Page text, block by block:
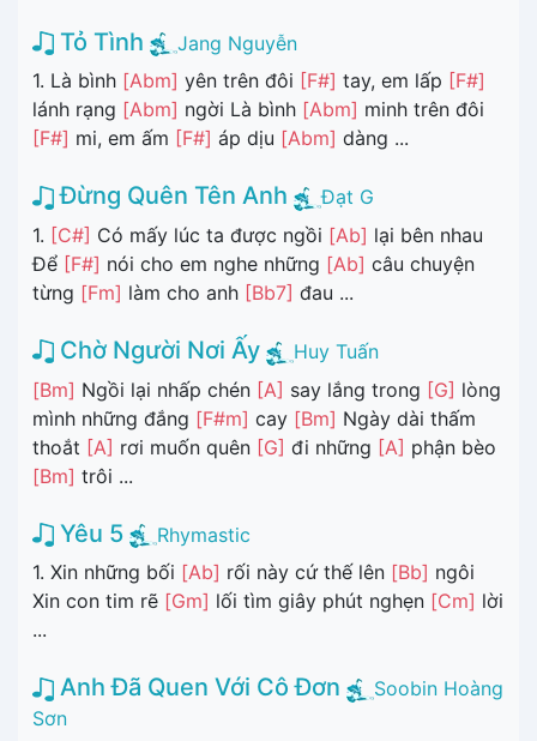
Tỏ Tình
Jang Nguyễn
1. Là bình [Abm] yên trên đôi [F#] tay, em lấp [F#]
lánh rạng [Abm] ngời Là bình [Abm] minh trên đôi
[F#] mi, em ấm [F#] áp dịu [Abm] dàng ...
Đừng Quên Tên Anh
Đạt G
1. [C#] Có mấy lúc ta được ngồi [Ab] lại bên nhau
Để [F#] nói cho em nghe những [Ab] câu chuyện
từng [Fm] làm cho anh [Bb7] đau ...
Chờ Người Nơi Ấy
Huy Tuấn
[Bm] Ngồi lại nhấp chén [A] say lắng trong [G] lòng
mình những đắng [F#m] cay [Bm] Ngày dài thấm
thoắt [A] rơi muốn quên [G] đi những [A] phận bèo
[Bm] trôi ...
Yêu 5
Rhymastic
1. Xin những bối [Ab] rối này cứ thế lên [Bb] ngôi
Xin con tim rẽ [Gm] lối tìm giây phút nghẹn [Cm] lời
...
Anh Đã Quen Với Cô Đơn
Soobin Hoàng
Sơn